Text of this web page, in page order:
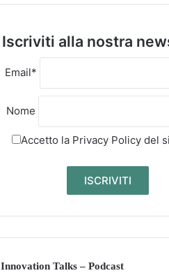
Iscriviti alla nostra
Email*
Nome
Accetto la Privacy Policy del
Innovation Talks – Podcast